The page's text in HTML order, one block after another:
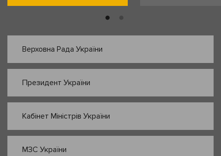
Верховна Рада України
Президент України
Кабінет Міністрів України
МЗС України